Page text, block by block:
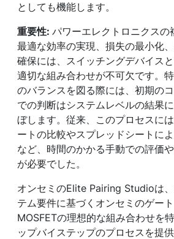
としても機能します。
重要性: パワーエレクトロニクスの
最適な効率の実現、損失の最小化
確保には、スイッチングデバイス
適切な組み合わせが不可欠です。
のバランスを図る際には、初期の
での判断はシステムレベルの結果
ぼします。従来、このプロセスに
ートの比較やスプレッドシートに
など、時間のかかる手動での評価
が必要でした。
オンセミのElite Pairing Studioは
テム要件に基づくオンセミのゲー
MOSFETの理想的な組み合わせを
ップバイステップのプロセスを提